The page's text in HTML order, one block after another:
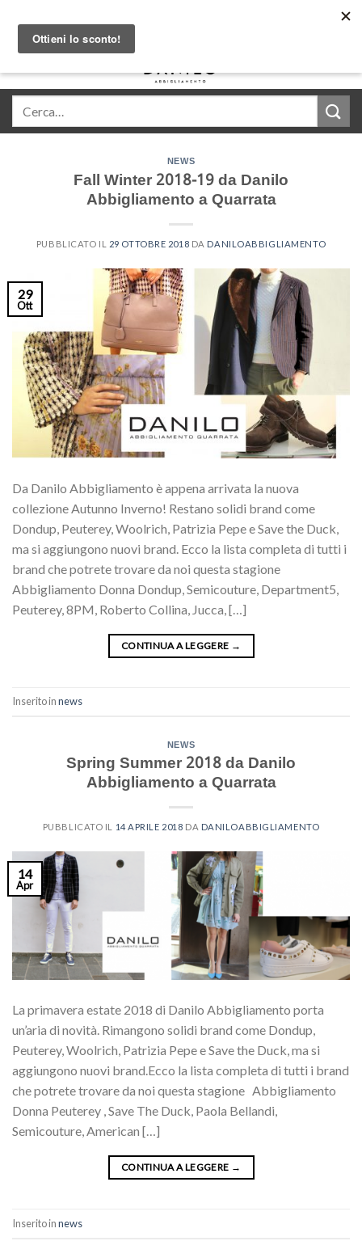
content
NEWS
Fall Winter 2018-19 da Danilo
Abbigliamento a Quarrata
PUBBLICATO IL 29 OTTOBRE 2018 DA DANILOABBIGLIAMENTO
29
Ott
Da Danilo Abbigliamento è appena arrivata la nuova
collezione Autunno Inverno! Restano solidi brand come
Dondup, Peuterey, Woolrich, Patrizia Pepe e Save the Duck,
ma si aggiungono nuovi brand. Ecco la lista completa di tutti i
brand che potrete trovare da noi questa stagione
Abbigliamento Donna Dondup, Semicouture, Department5,
Peuterey, 8PM, Roberto Collina, Jucca, […]
CONTINUA A LEGGERE →
Inserito innews
NEWS
Spring Summer 2018 da Danilo
Abbigliamento a Quarrata
PUBBLICATO IL 14 APRILE 2018 DA DANILOABBIGLIAMENTO
14
Apr
La primavera estate 2018 di Danilo Abbigliamento porta
un’aria di novità. Rimangono solidi brand come Dondup,
Peuterey, Woolrich, Patrizia Pepe e Save the Duck, ma si
aggiungono nuovi brand.Ecco la lista completa di tutti i brand
che potrete trovare da noi questa stagione Abbigliamento
Donna Peuterey , Save The Duck, Paola Bellandi,
Semicouture, American […]
CONTINUA A LEGGERE →
Inserito innews